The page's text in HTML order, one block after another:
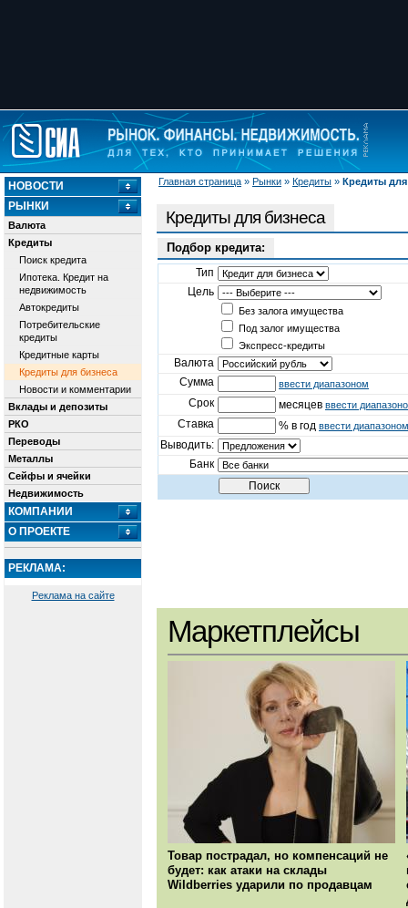
Главная страница » Рынки » Кредиты » Кредиты для
НОВОСТИ
РЫНКИ
Валюта
Кредиты
Поиск кредита
Ипотека. Кредит на
недвижимость
Автокредиты
Потребительские
кредиты
Кредитные карты
Кредиты для бизнеса
Новости и комментарии
Вклады и депозиты
РКО
Переводы
Металлы
Сейфы и ячейки
Недвижимость
КОМПАНИИ
О ПРОЕКТЕ
РЕКЛАМА:
Реклама на сайте
Кредиты для бизнеса
Подбор кредита:
Тип
Цель
Без залога имущества
Под залог имущества
Экспресс-кредиты
Валюта
Сумма
ввести диапазоном
Срок месяцев ввести
Ставка % в год ввести диапазоном
Выводить:
Банк
Маркетплейсы
Товар пострадал, но компенсаций не
будет: как атаки на склады
Wildberries ударили по продавцам